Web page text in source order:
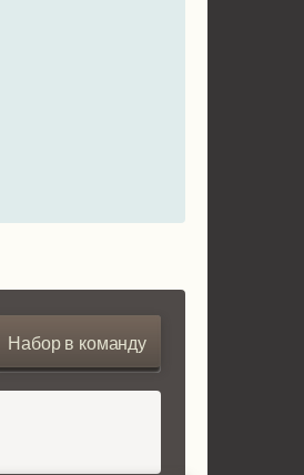
Набор в команду